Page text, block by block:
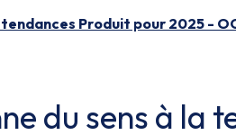
Produit pour 2025 -
du sens à la